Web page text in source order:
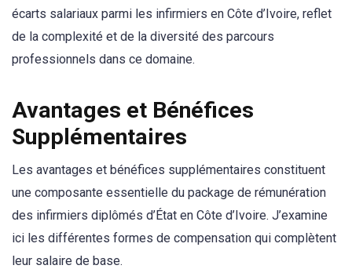
écarts salariaux parmi les infirmiers en Côte d’Ivoire, reflet
de la complexité et de la diversité des parcours
professionnels dans ce domaine.
Avantages et Bénéfices
Supplémentaires
Les avantages et bénéfices supplémentaires constituent
une composante essentielle du package de rémunération
des infirmiers diplômés d’État en Côte d’Ivoire. J’examine
ici les différentes formes de compensation qui complètent
leur salaire de base.